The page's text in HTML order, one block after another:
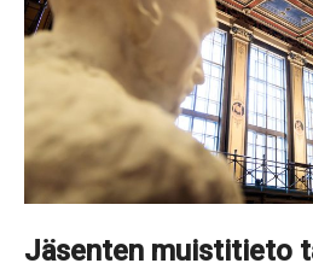
Jäsenten muistitieto